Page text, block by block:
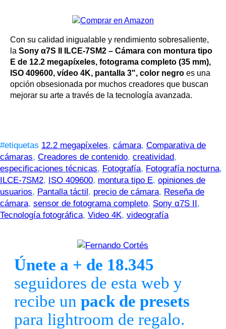
Con su calidad inigualable y rendimiento sobresaliente,
la Sony α7S II ILCE-7SM2 – Cámara con montura tipo
E de 12.2 megapíxeles, fotograma completo (35 mm),
ISO 409600, vídeo 4K, pantalla 3", color negro es una
opción obsesionada por muchos creadores que buscan
mejorar su arte a través de la tecnología avanzada.
#etiquetas 12.2 megapíxeles, cámara, Comparativa de
cámaras, Creadores de contenido, creatividad,
especificaciones técnicas, Fotografía, Fotografía nocturna,
ILCE-7SM2, ISO 409600, montura tipo E, opiniones de
usuarios, Pantalla táctil, precio de cámara, Reseña de
cámara, sensor de fotograma completo, Sony α7S II,
Tecnología fotográfica, Video 4K, videografía
Únete a + de 18.345
seguidores de esta web y
recibe un pack de presets
para lightroom de regalo.